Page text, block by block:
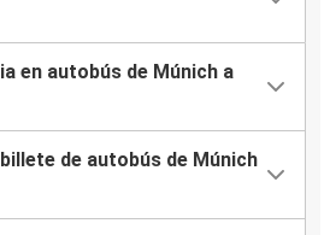
en autobús de Múnich a
de autobús de Múnich